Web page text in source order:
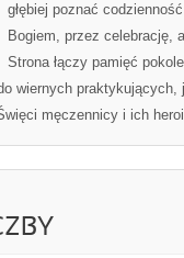
głębiej poznać
Bogiem, przez celebrację,
Strona łączy pamięć
wiernych
męczennicy i ich